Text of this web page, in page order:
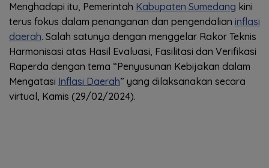
Menghadapi itu, Pemerintah Kabupaten Sumedang kini
terus fokus dalam penanganan dan pengendalian inflasi
daerah. Salah satunya dengan menggelar Rakor Teknis
Harmonisasi atas Hasil Evaluasi, Fasilitasi dan Verifikasi
Raperda dengan tema “Penyusunan Kebijakan dalam
Mengatasi Inflasi Daerah” yang dilaksanakan secara
virtual, Kamis (29/02/2024).